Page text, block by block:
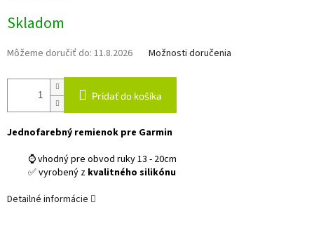
cena:
Skladom
Môžeme doručiť do: 11.8.2026 Možnosti doručenia
Pridať do košíka
Jednofarebný remienok pre Garmin
⌚ vhodný pre obvod ruky 13 - 20cm
✅ vyrobený z kvalitného silikónu
Detailné informácie